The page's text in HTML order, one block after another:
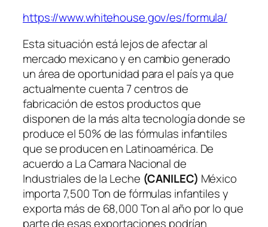
https://www.whitehouse.gov/es/formula/
Esta situación está lejos de afectar al
mercado mexicano y en cambio generado
un área de oportunidad para el país ya que
actualmente cuenta 7 centros de
fabricación de estos productos que
disponen de la más alta tecnología donde se
produce el 50% de las fórmulas infantiles
que se producen en Latinoamérica. De
acuerdo a La Camara Nacional de
Industriales de la Leche (CANILEC) México
importa 7,500 Ton de fórmulas infantiles y
exporta más de 68,000 Ton al año por lo que
parte de esas exportaciones podrían